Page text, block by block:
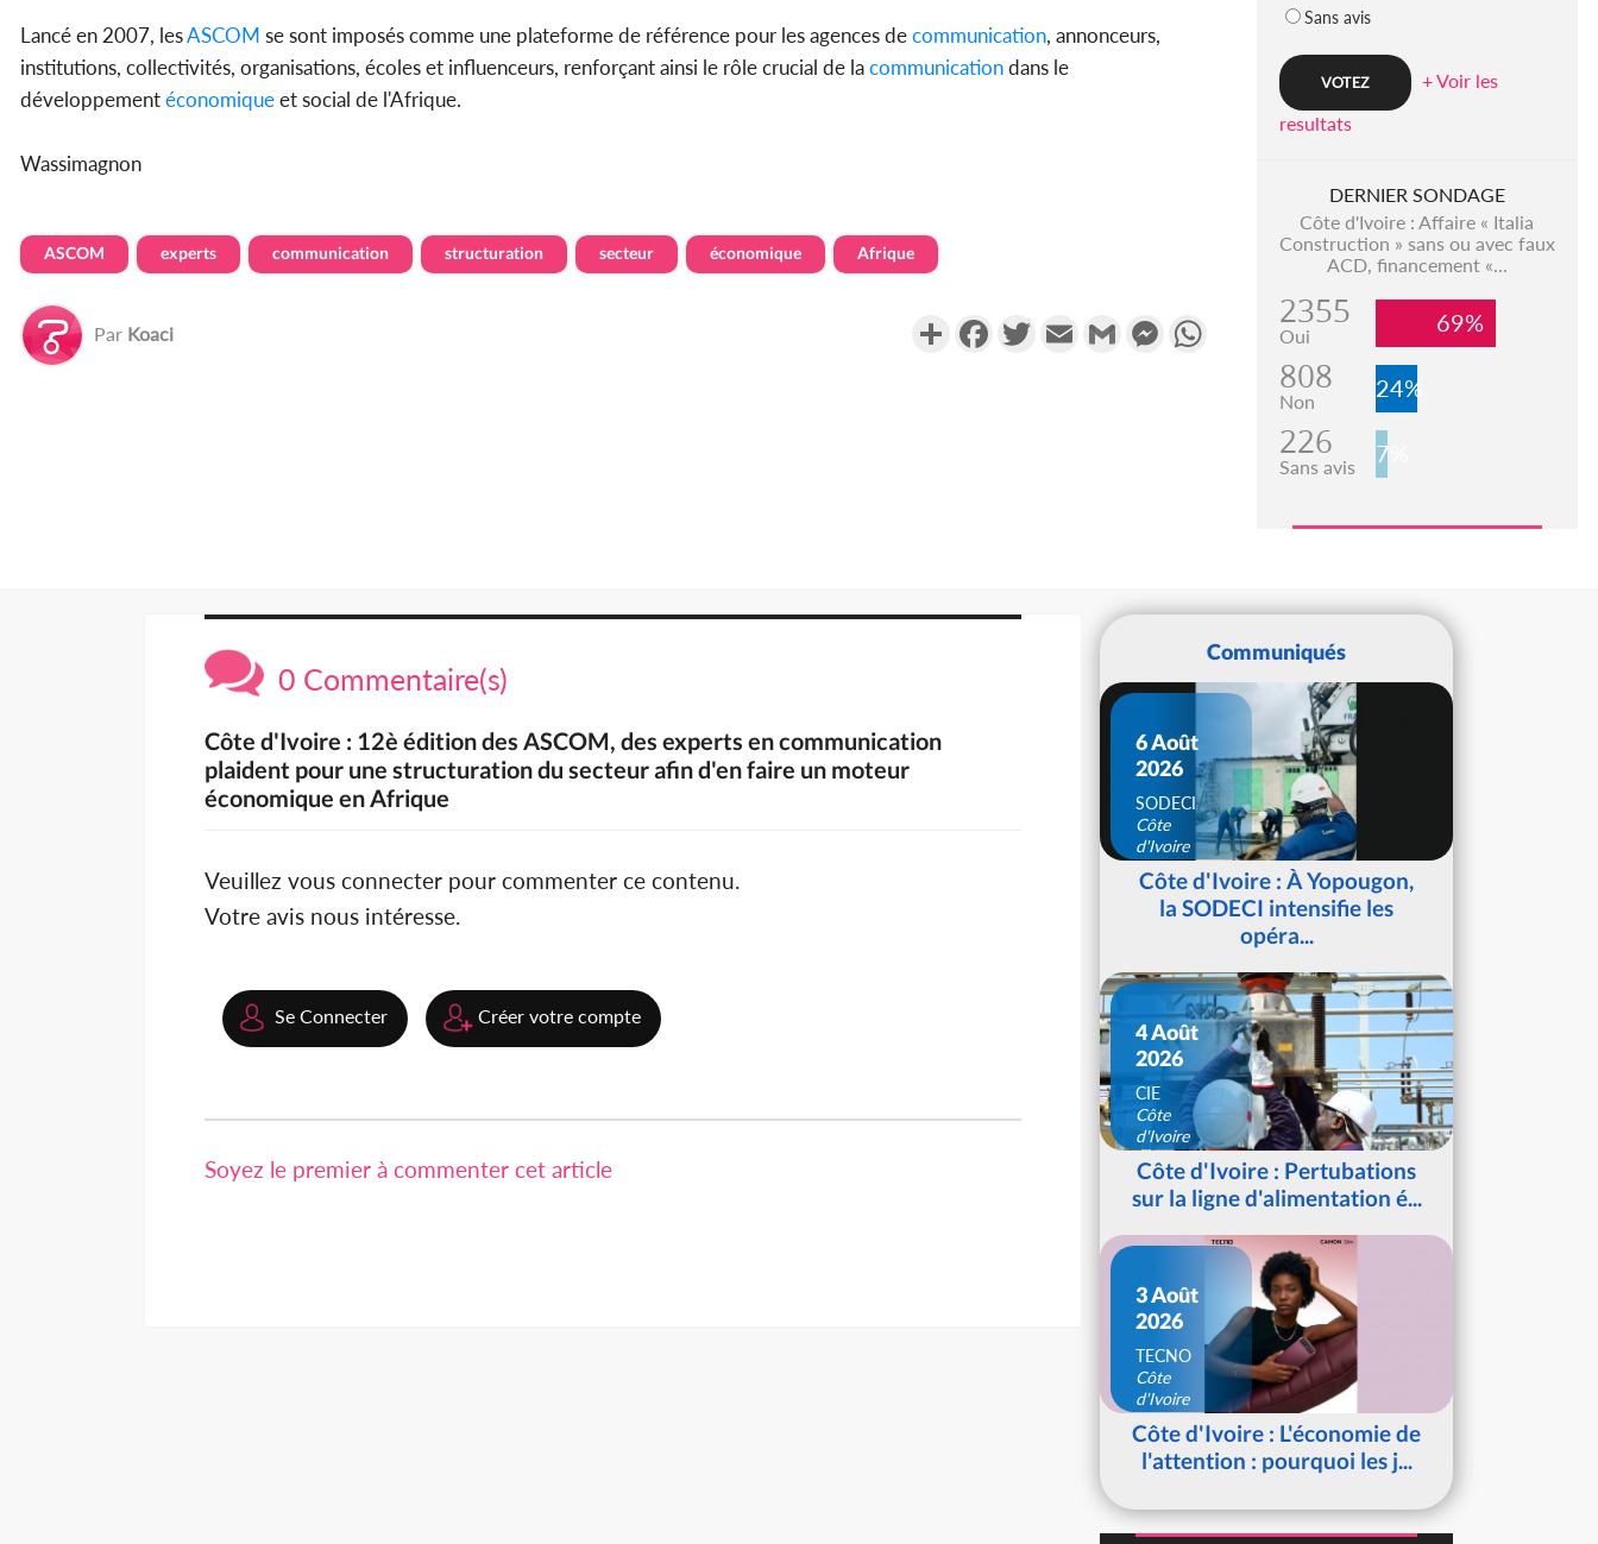
Lancé en 2007, lesASCOM se sont imposés comme une plateforme de référence pour les agences decommunication, annonceurs,
institutions, collectivités, organisations, écoles et influenceurs, renforçant ainsi le rôle crucial de lacommunicationdans le
développementéconomiqueet social de l'Afrique.
Wassimagnon
ASCOM experts communication structuration secteur économique Afrique
Par Koaci PartagerFacebookTwitterEmail Gmail MessengerWhatsApp
Sans avis
+ Voir les
resultats
DERNIER SONDAGE
Côte d'Ivoire : Affaire « Italia
Construction » sans ou avec faux
ACD, financement «...
2355
Oui 69%
808
Non 24%
226
Sans avis 7%
0 Commentaire(s)
Côte d'Ivoire : 12è édition des ASCOM, des experts en communication
plaident pour une structuration du secteur afin d'en faire un moteur
économique en Afrique
Veuillez vous connecter pour commenter ce contenu.
Votre avis nous intéresse.
Se Connecter Créer votre compte
Soyez le premier à commenter cet article
Communiqués
6 Août
2026
SODECI
Côte
d'Ivoire
Côte d'Ivoire : À Yopougon,
la SODECI intensifie les
opéra...
4 Août
2026
CIE
Côte
d'Ivoire
Côte d'Ivoire : Pertubations
sur la ligne d'alimentation é...
3 Août
2026
TECNO
Côte
d'Ivoire
Côte d'Ivoire : L'économie de
l'attention : pourquoi les j...